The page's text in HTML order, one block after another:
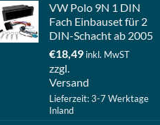
VW Polo 9N 1 DIN
Fach Einbauset für 2
DIN-Schacht ab 2005
€18,49 inkl. MwST
zzgl.
Versand
Lieferzeit: 3-7 Werktage
Inland